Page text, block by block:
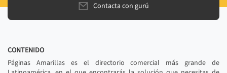
Contacta con gurú
CONTENIDO
Páginas Amarillas es el directorio comercial más grande de